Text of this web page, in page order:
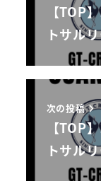
【TOP
トサル
次の投稿
【TOP
トサル